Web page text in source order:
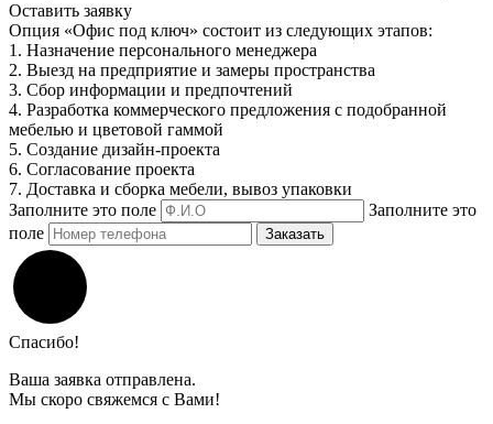
Оставить заявку
Опция «Офис под ключ» состоит из следующих этапов:
1. Назначение персонального менеджера
2. Выезд на предприятие и замеры пространства
3. Сбор информации и предпочтений
4. Разработка коммерческого предложения с подобранной
мебелью и цветовой гаммой
5. Создание дизайн-проекта
6. Согласование проекта
7. Доставка и сборка мебели, вывоз упаковки
Заполните это поле
Заполните это
поле
Заказать
Спасибо!
Ваша заявка отправлена.
Мы скоро свяжемся с Вами!